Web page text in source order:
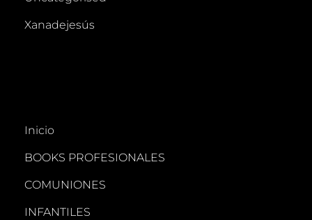
Xanadejesús
Inicio
BOOKS PROFESIONALES
COMUNIONES
INFANTILES